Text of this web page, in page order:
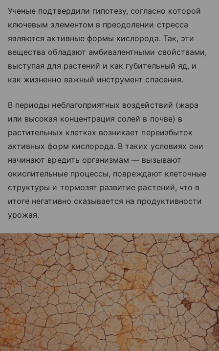
Ученые подтвердили гипотезу, согласно которой
ключевым элементом в преодолении стресса
являются активные формы кислорода. Так, эти
вещества обладают амбивалентными свойствами,
выступая для растений и как губительный яд, и
как жизненно важный инструмент спасения.
В периоды неблагоприятных воздействий (жара
или высокая концентрация солей в почве) в
растительных клетках возникает переизбыток
активных форм кислорода. В таких условиях они
начинают вредить организмам — вызывают
окислительные процессы, повреждают клеточные
структуры и тормозят развитие растений, что в
итоге негативно сказывается на продуктивности
урожая.